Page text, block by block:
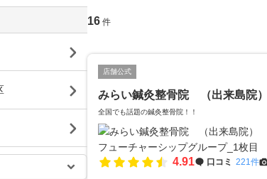
16 件
店舗公式
みらい鍼灸整骨院 （出来島院
全国でも話題の鍼灸整骨院！！
4.91 口コミ 221件